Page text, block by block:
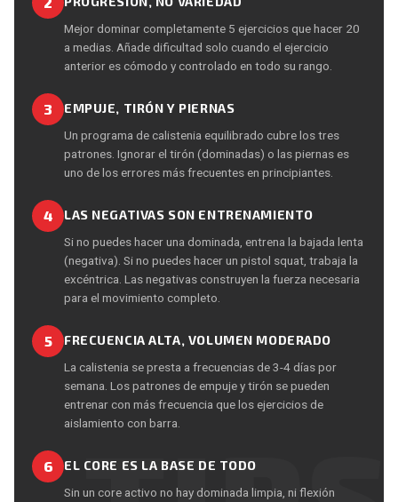
Mejor dominar completamente 5 ejercicios que hacer 20
a medias. Añade dificultad solo cuando el ejercicio
anterior es cómodo y controlado en todo su rango.
3 EMPUJE, TIRÓN Y PIERNAS
Un programa de calistenia equilibrado cubre los tres
patrones. Ignorar el tirón (dominadas) o las piernas es
uno de los errores más frecuentes en principiantes.
4 LAS NEGATIVAS SON ENTRENAMIENTO
Si no puedes hacer una dominada, entrena la bajada lenta
(negativa). Si no puedes hacer un pistol squat, trabaja la
excéntrica. Las negativas construyen la fuerza necesaria
para el movimiento completo.
5 FRECUENCIA ALTA, VOLUMEN MODERADO
La calistenia se presta a frecuencias de 3-4 días por
semana. Los patrones de empuje y tirón se pueden
entrenar con más frecuencia que los ejercicios de
aislamiento con barra.
6 EL CORE ES LA BASE DE TODO
Sin un core activo no hay dominada limpia, ni flexión